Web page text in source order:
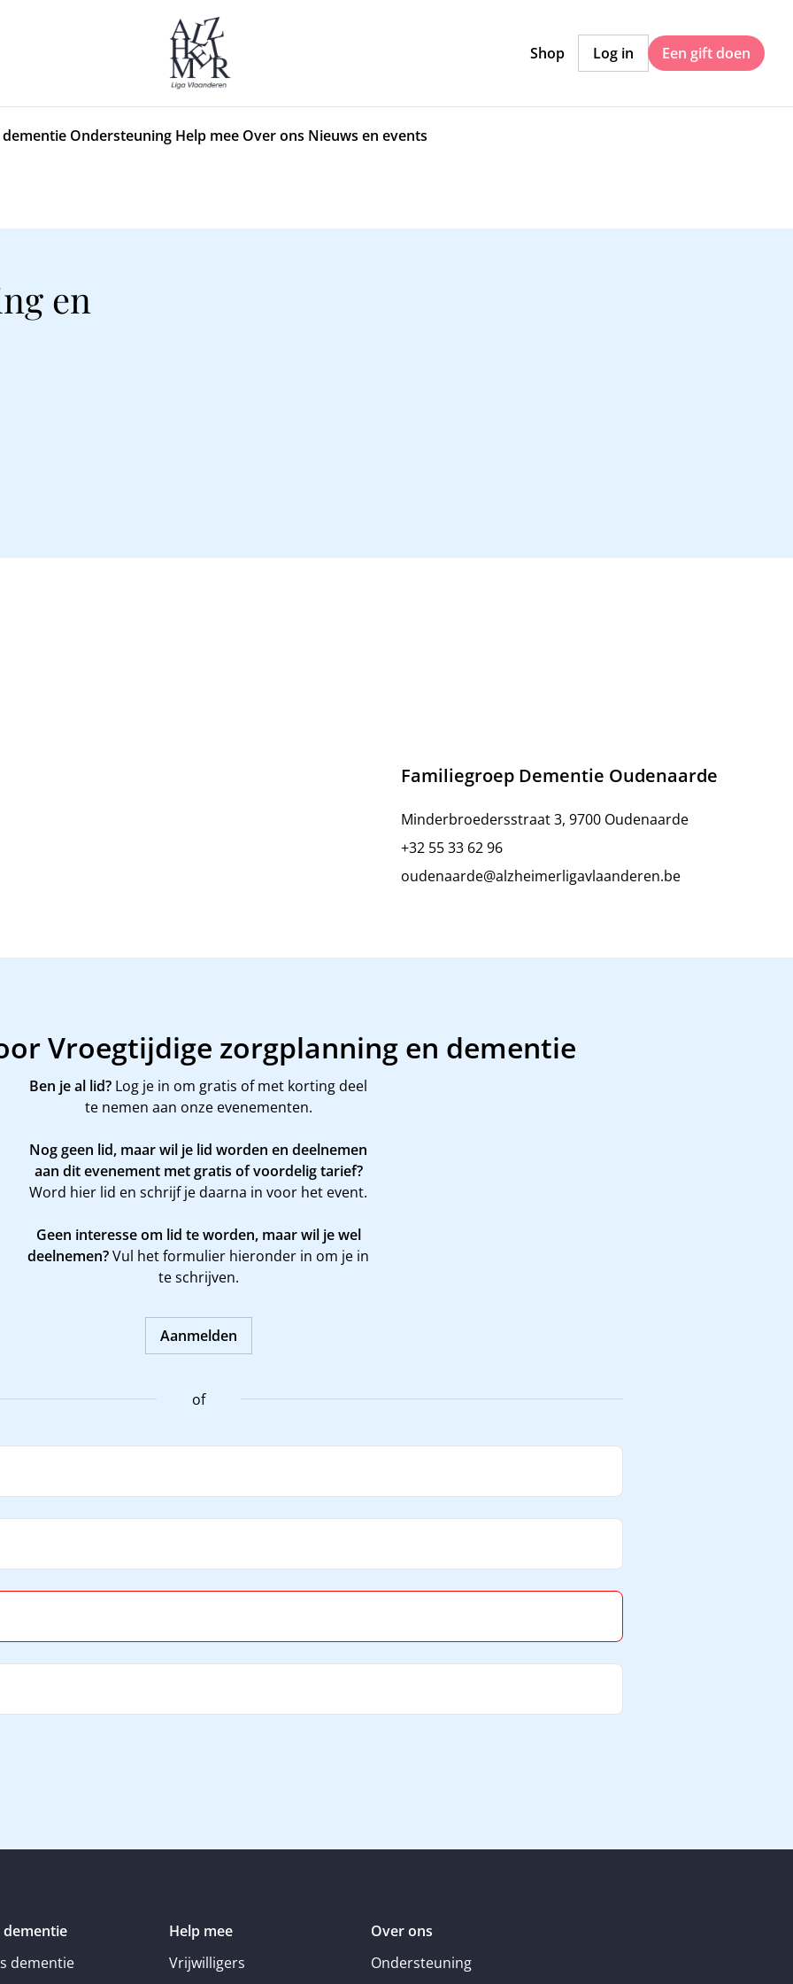
Shop Log in Een gift doen
Ondersteuning Help mee Over ons Nieuws en events
en
Familiegroep Dementie Oudenaarde
Minderbroedersstraat 3, 9700 Oudenaarde
+32 55 33 62 96
oudenaarde@alzheimerligavlaanderen.be
Vroegtijdige zorgplanning en dementie
Ben je al lid? Log je in om gratis of met korting deel
te nemen aan onze evenementen.
Nog geen lid, maar wil je lid worden en deelnemen
aan dit evenement met gratis of voordelig tarief?
Word hier lid en schrijf je daarna in voor het event.
Geen interesse om lid te worden, maar wil je wel
deelnemen?Vul het formulier hieronder in om je in
te schrijven.
Aanmelden
of
dementie
dementie
Help mee
Vrijwilligers
Over ons
Ondersteuning